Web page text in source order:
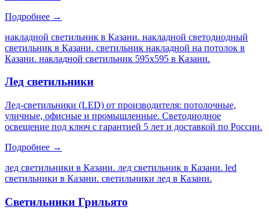
Подробнее →
накладной светильник в Казани. накладной светодиодный
светильник в Казани. светильник накладной на потолок в
Казани. накладной светильник 595х595 в Казани.
Лед светильники
Лед-светильники (LED) от производителя: потолочные,
уличные, офисные и промышленные. Светодиодное
освещение под ключ с гарантией 5 лет и доставкой по России.
Подробнее →
лед светильники в Казани. лед светильник в Казани. led
светильники в Казани. светильники лед в Казани.
Светильники Грильято